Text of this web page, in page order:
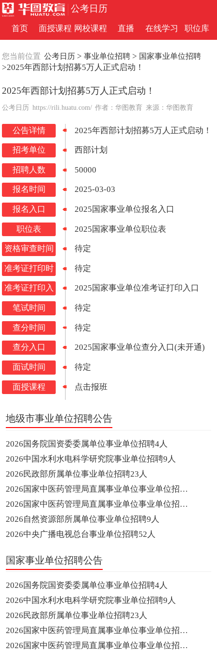
公考日历
首页 面授课程 网校课程 直播 在线学习 职位库
您当前位置 公考日历> 事业单位招聘> 国家事业单位招聘
>2025年西部计划招募5万人正式启动！
2025年西部计划招募5万人正式启动！
公考日历 https://rili.huatu.com/ 作者：华图教育 来源：华图教育
公告详情
招考单位
招聘人数
报名时间
报名入口
职位表
资格审查时间
准考证打印时
间
准考证打印入
口
笔试时间
查分时间
查分入口
面试时间
面授课程
2025年西部计划招募5万人正式启动！
西部计划
50000
2025-03-03
2025国家事业单位报名入口
2025国家事业单位职位表
待定
待定
2025国家事业单位准考证打印入口
待定
待定
2025国家事业单位查分入口(未开通)
待定
点击报班
地级市事业单位招聘公告
2026国务院国资委委属单位事业单位招聘4人
2026中国水利水电科学研究院事业单位招聘9人
2026民政部所属单位事业单位招聘23人
2026国家中医药管理局直属事业单位事业单位招聘5人
2026国家中医药管理局直属事业单位事业单位招聘5人
2026自然资源部所属单位事业单位招聘9人
2026中央广播电视总台事业单位招聘52人
国家事业单位招聘公告
2026国务院国资委委属单位事业单位招聘4人
2026中国水利水电科学研究院事业单位招聘9人
2026民政部所属单位事业单位招聘23人
2026国家中医药管理局直属事业单位事业单位招聘5人
2026国家中医药管理局直属事业单位事业单位招聘5人